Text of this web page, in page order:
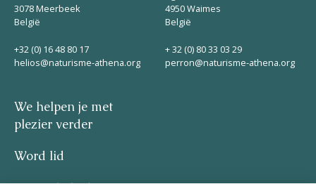
3078 Meerbeek
België
+32 (0) 16 48 80 17
helios@naturisme-athena.org
4950 Waimes
België
+ 32 (0) 80 33 03 29
perron@naturisme-athena.org
We helpen je met
plezier verder
Word lid